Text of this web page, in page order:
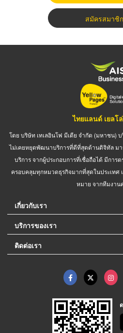
สมัครสมาชิ
ไทยแลนด์ เยลโ
โดย บริษัท เทเลอินโฟ มีเดีย จำกัด (มหาชน) บ
ไม่เคยหยุดพัฒนาบริการที่ดีที่สุดด้านดิจิทัล มา
บริการ จากผู้ประกอบการที่เชื่อถือได้ มีการ
ครอบคลุมทุกหมวดธุรกิจมากที่สุดในประเทศ
หมาย จากทีมงา
เกี่ยวกับเรา
บริการของเรา
ติดต่อเรา